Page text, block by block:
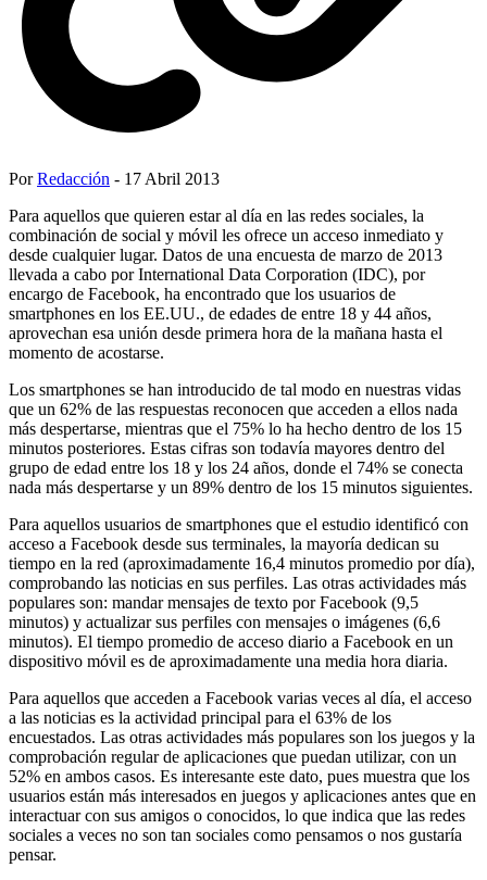
PorRedacción - 17 Abril 2013
Para aquellos que quieren estar al día en las redes sociales, la
combinación de social y móvil les ofrece un acceso inmediato y
desde cualquier lugar. Datos de una encuesta de marzo de 2013
llevada a cabo por International Data Corporation (IDC), por
encargo de Facebook, ha encontrado que los usuarios de
smartphones en los EE.UU., de edades de entre 18 y 44 años,
aprovechan esa unión desde primera hora de la mañana hasta el
momento de acostarse.
Los smartphones se han introducido de tal modo en nuestras vidas
que un 62% de las respuestas reconocen que acceden a ellos nada
más despertarse, mientras que el 75% lo ha hecho dentro de los 15
minutos posteriores. Estas cifras son todavía mayores dentro del
grupo de edad entre los 18 y los 24 años, donde el 74% se conecta
nada más despertarse y un 89% dentro de los 15 minutos siguientes.
Para aquellos usuarios de smartphones que el estudio identificó con
acceso a Facebook desde sus terminales, la mayoría dedican su
tiempo en la red (aproximadamente 16,4 minutos promedio por día),
comprobando las noticias en sus perfiles. Las otras actividades más
populares son: mandar mensajes de texto por Facebook (9,5
minutos) y actualizar sus perfiles con mensajes o imágenes (6,6
minutos). El tiempo promedio de acceso diario a Facebook en un
dispositivo móvil es de aproximadamente una media hora diaria.
Para aquellos que acceden a Facebook varias veces al día, el acceso
a las noticias es la actividad principal para el 63% de los
encuestados. Las otras actividades más populares son los juegos y la
comprobación regular de aplicaciones que puedan utilizar, con un
52% en ambos casos. Es interesante este dato, pues muestra que los
usuarios están más interesados en juegos y aplicaciones antes que en
interactuar con sus amigos o conocidos, lo que indica que las redes
sociales a veces no son tan sociales como pensamos o nos gustaría
pensar.